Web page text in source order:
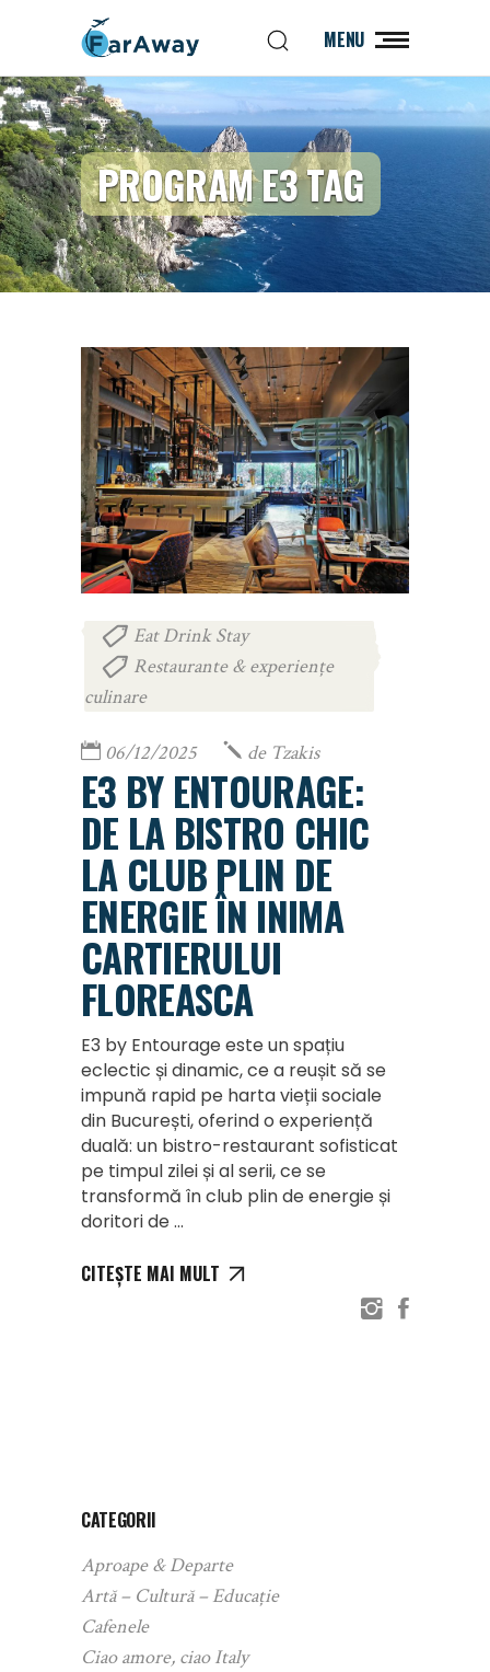
MENU
PROGRAM E3 TAG
Eat Drink Stay
Restaurante & experiențe
culinare
06/12/2025 de Tzakis
E3 BY ENTOURAGE:
DE LA BISTRO CHIC
LA CLUB PLIN DE
ENERGIE ÎN INIMA
CARTIERULUI
FLOREASCA
E3 by Entourage este un spațiu
eclectic și dinamic, ce a reușit să se
impună rapid pe harta vieții sociale
din București, oferind o experiență
duală: un bistro-restaurant sofisticat
pe timpul zilei și al serii, ce se
transformă în club plin de energie și
doritori de
CITEȘTE MAI MULT
CATEGORII
Aproape & Departe
Artă – Cultură – Educație
Cafenele
Ciao amore, ciao Italy